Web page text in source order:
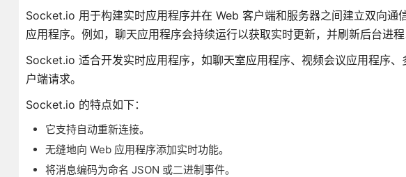
Socket.io 用于构建实时应用程序并在 Web 客户端和服务器之间建立双向
应用程序。例如，聊天应用程序会持续运行以获取实时更新，并刷新后台进
Socket.io 适合开发实时应用程序，如聊天室应用程序、视频会议应用程序
户端请求。
Socket.io 的特点如下：
它支持自动重新连接。
无缝地向 Web 应用程序添加实时功能。
将消息编码为命名 JSON 或二进制事件。